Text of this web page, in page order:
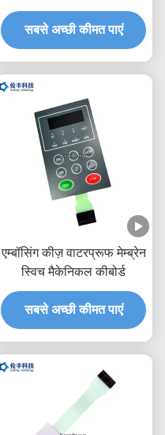
कीपैड
सबसे अच्छी कीमत पाएं
एम्बॉसिंग कीज़ वाटरप्रूफ मेम्ब्रेन
स्विच मैकेनिकल कीबोर्ड
सबसे अच्छी कीमत पाएं